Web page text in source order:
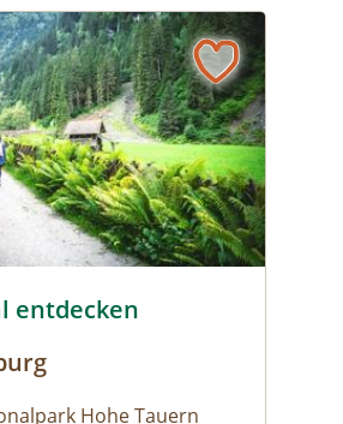
entdecken
Hohe Tauern